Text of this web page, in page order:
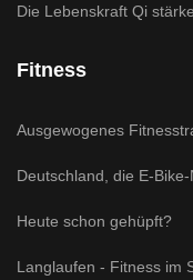
Die Lebenskraft Qi
Fitness
Ausgewogenes
Deutschland, die E-
Heute schon gehüpft?
Langlaufen - Fitness im